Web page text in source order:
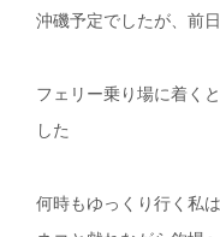
沖磯予定でしたが、前
フェリー乗り場に着く
した
何時もゆっくり行く私